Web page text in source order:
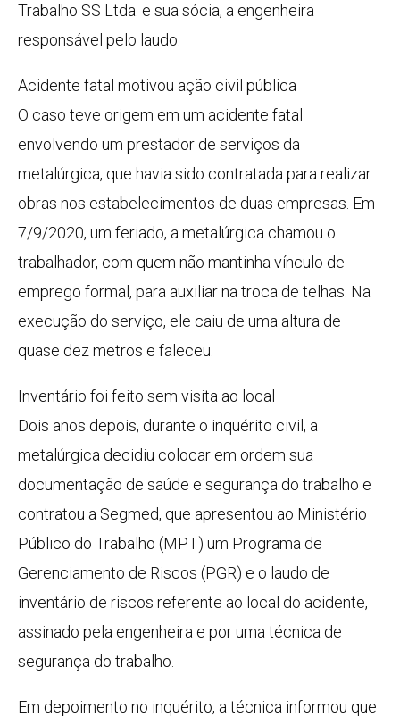
Trabalho SS Ltda. e sua sócia, a engenheira
responsável pelo laudo.
Acidente fatal motivou ação civil pública
O caso teve origem em um acidente fatal
envolvendo um prestador de serviços da
metalúrgica, que havia sido contratada para realizar
obras nos estabelecimentos de duas empresas. Em
7/9/2020, um feriado, a metalúrgica chamou o
trabalhador, com quem não mantinha vínculo de
emprego formal, para auxiliar na troca de telhas. Na
execução do serviço, ele caiu de uma altura de
quase dez metros e faleceu.
Inventário foi feito sem visita ao local
Dois anos depois, durante o inquérito civil, a
metalúrgica decidiu colocar em ordem sua
documentação de saúde e segurança do trabalho e
contratou a Segmed, que apresentou ao Ministério
Público do Trabalho (MPT) um Programa de
Gerenciamento de Riscos (PGR) e o laudo de
inventário de riscos referente ao local do acidente,
assinado pela engenheira e por uma técnica de
segurança do trabalho.
Em depoimento no inquérito, a técnica informou que